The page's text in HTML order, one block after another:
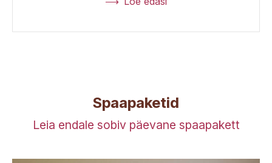
Spaapaketid
Leia endale sobiv päevane spaapakett